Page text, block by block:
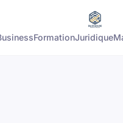
FormationJuridique